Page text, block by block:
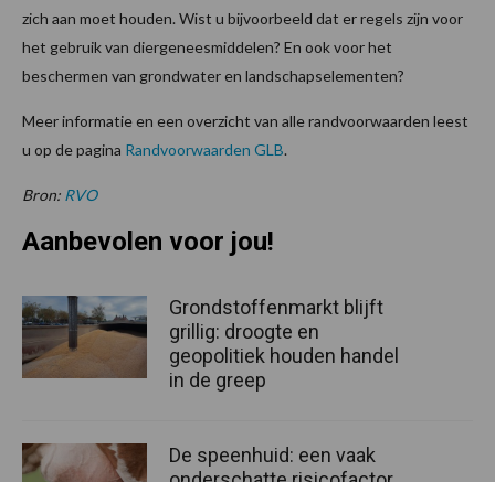
zich aan moet houden. Wist u bijvoorbeeld dat er regels zijn voor
het gebruik van diergeneesmiddelen? En ook voor het
beschermen van grondwater en landschapselementen?
Meer informatie en een overzicht van alle randvoorwaarden leest
u op de pagina Randvoorwaarden GLB.
Bron: RVO
Aanbevolen voor jou!
Grondstoffenmarkt blijft
grillig: droogte en
geopolitiek houden handel
in de greep
De speenhuid: een vaak